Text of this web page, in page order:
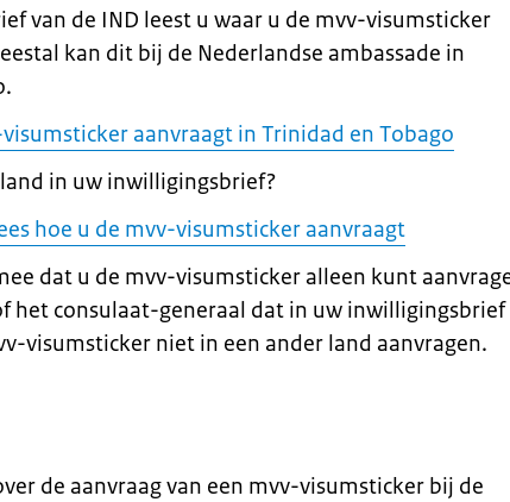
van de IND leest u waar u de mvv-visumsticker
kan dit bij de Nederlandse ambassade in
aanvraagt in Trinidad en Tobago
in uw inwilligingsbrief?
hoe u de mvv-visumsticker aanvraagt
dat u de mvv-visumsticker alleen kunt
het consulaat-generaal dat in uw inwilligingsbrief
visumsticker niet in een ander land aanvragen.
de aanvraag van een mvv-visumsticker bij de